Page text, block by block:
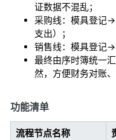
证数据不混乱；
采购线：模具登记
支出）；
销售线：模具登记→
最终由序时簿统一
然，方便财务对账
功能清单
流程节点名称